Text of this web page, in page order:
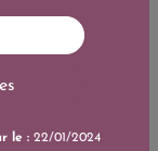
Chers 2022 -
le :22/01/2024